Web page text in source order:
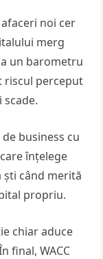
noi cer
merg
un barometru
riscul perceput
business cu
înțelege
ști când merită
propriu.
chiar aduce
final, WACC